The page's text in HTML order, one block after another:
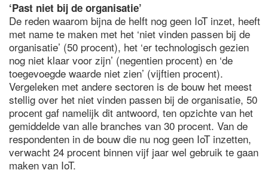
‘Past niet bij de organisatie’
De reden waarom bijna de helft nog geen IoT inzet, heeft
met name te maken met het ‘niet vinden passen bij de
organisatie’ (50 procent), het ‘er technologisch gezien
nog niet klaar voor zijn’ (negentien procent) en ‘de
toegevoegde waarde niet zien’ (vijftien procent).
Vergeleken met andere sectoren is de bouw het meest
stellig over het niet vinden passen bij de organisatie, 50
procent gaf namelijk dit antwoord, ten opzichte van het
gemiddelde van alle branches van 30 procent. Van de
respondenten in de bouw die nu nog geen IoT inzetten,
verwacht 24 procent binnen vijf jaar wel gebruik te gaan
maken van IoT.